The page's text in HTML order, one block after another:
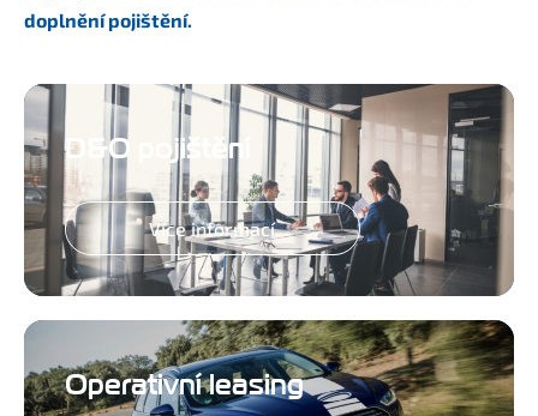
doplnění pojištění.
D&O pojištění
Více informací
Operativní leasing